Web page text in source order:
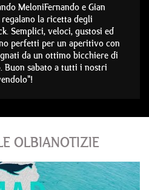
MeloniFernando e Gian
la ricetta degli
Semplici, veloci, gustosi ed
perfetti per un aperitivo con
da un ottimo bicchiere di
Buon sabato a tutti i nostri
OLBIANOTIZIE